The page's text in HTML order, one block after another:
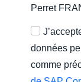
Perret
données
comme